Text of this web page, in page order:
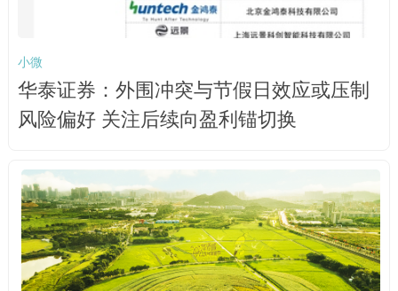
小微
华泰证券：外围冲突与节假日效应或压制
风险偏好 关注后续向盈利锚切换